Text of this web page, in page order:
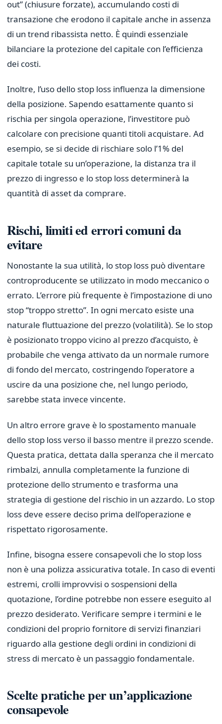
out” (chiusure forzate), accumulando costi di
transazione che erodono il capitale anche in assenza
di un trend ribassista netto. È quindi essenziale
bilanciare la protezione del capitale con l’efficienza
dei costi.
Inoltre, l’uso dello stop loss influenza la dimensione
della posizione. Sapendo esattamente quanto si
rischia per singola operazione, l’investitore può
calcolare con precisione quanti titoli acquistare. Ad
esempio, se si decide di rischiare solo l’1% del
capitale totale su un’operazione, la distanza tra il
prezzo di ingresso e lo stop loss determinerà la
quantità di asset da comprare.
Rischi, limiti ed errori comuni da
evitare
Nonostante la sua utilità, lo stop loss può diventare
controproducente se utilizzato in modo meccanico o
errato. L’errore più frequente è l’impostazione di uno
stop “troppo stretto”. In ogni mercato esiste una
naturale fluttuazione del prezzo (volatilità). Se lo stop
è posizionato troppo vicino al prezzo d’acquisto, è
probabile che venga attivato da un normale rumore
di fondo del mercato, costringendo l’operatore a
uscire da una posizione che, nel lungo periodo,
sarebbe stata invece vincente.
Un altro errore grave è lo spostamento manuale
dello stop loss verso il basso mentre il prezzo scende.
Questa pratica, dettata dalla speranza che il mercato
rimbalzi, annulla completamente la funzione di
protezione dello strumento e trasforma una
strategia di gestione del rischio in un azzardo. Lo stop
loss deve essere deciso prima dell’operazione e
rispettato rigorosamente.
Infine, bisogna essere consapevoli che lo stop loss
non è una polizza assicurativa totale. In caso di eventi
estremi, crolli improvvisi o sospensioni della
quotazione, l’ordine potrebbe non essere eseguito al
prezzo desiderato. Verificare sempre i termini e le
condizioni del proprio fornitore di servizi finanziari
riguardo alla gestione degli ordini in condizioni di
stress di mercato è un passaggio fondamentale.
Scelte pratiche per un’applicazione
consapevole